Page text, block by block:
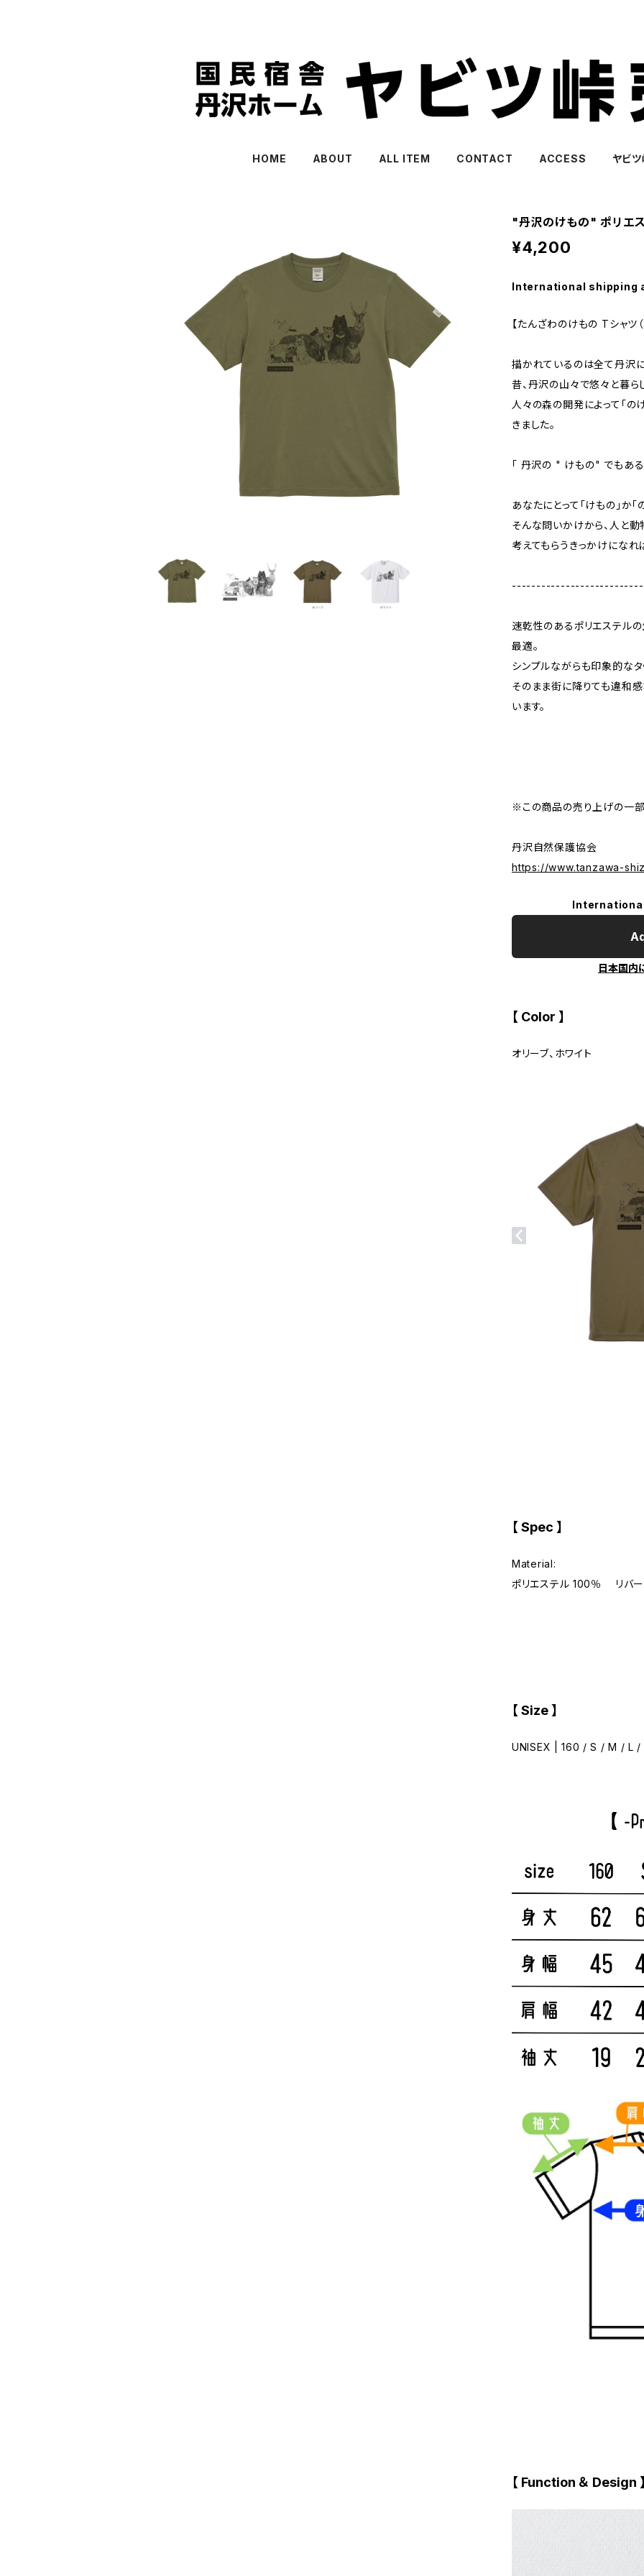
HOME ABOUT ALL ITEM CONTACT ACCESS ヤビ
"丹沢のけもの" ポリエ
¥4,200
International shipping
【たんざわのけもの Tシャツ（
描かれているのは全て丹沢
昔、丹沢の山々で悠々と暮ら
人々の森の開発によって「の
きました。
「 丹沢の " けもの" でもあ
あなたにとって「けもの」か「
そんな問いかけから、人と
考えてもらうきっかけになれ
速乾性のあるポリエステル
最適。
シンプルながらも印象的なタ
そのまま街に降りても違和
います。
※この商品の売り上げの一部
丹沢自然保護協会
https://www.tanzawa-
日本国内
【 Color 】
オリーブ、ホワイト
【 Spec 】
Material:
ポリエステル 100％ リバー
【 Size 】
UNISEX | 160 / S / M / L /
【 Function ＆ Design